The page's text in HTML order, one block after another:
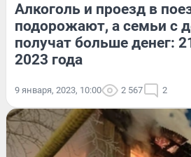
Алкоголь и проезд в
подорожают, а семьи с
получат больше денег:
2023 года
9 января, 2023, 10:00 2 567 2